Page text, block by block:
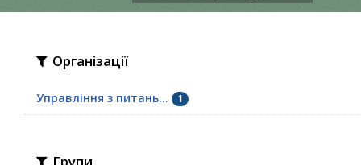
Організації
Управління з питань... 1